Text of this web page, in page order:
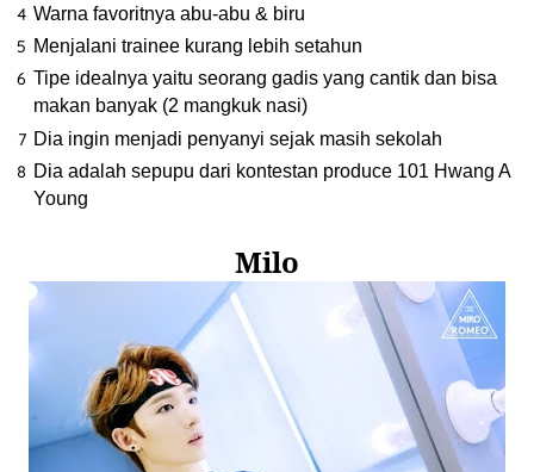
Warna favoritnya abu-abu & biru
Menjalani trainee kurang lebih setahun
Tipe idealnya yaitu seorang gadis yang cantik dan bisa
makan banyak (2 mangkuk nasi)
Dia ingin menjadi penyanyi sejak masih sekolah
Dia adalah sepupu dari kontestan produce 101 Hwang A
Young
Milo